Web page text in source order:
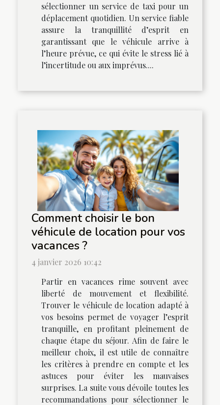
sélectionner un service de taxi pour un
déplacement quotidien. Un service fiable
assure la tranquillité d’esprit en
garantissant que le véhicule arrive à
l’heure prévue, ce qui évite le stress lié à
l’incertitude ou aux imprévus....
Comment choisir le bon
véhicule de location pour vos
vacances ?
4 janvier 2026 10:42
Partir en vacances rime souvent avec
liberté de mouvement et flexibilité.
Trouver le véhicule de location adapté à
vos besoins permet de voyager l’esprit
tranquille, en profitant pleinement de
chaque étape du séjour. Afin de faire le
meilleur choix, il est utile de connaître
les critères à prendre en compte et les
astuces pour éviter les mauvaises
surprises. La suite vous dévoile toutes les
recommandations pour sélectionner le